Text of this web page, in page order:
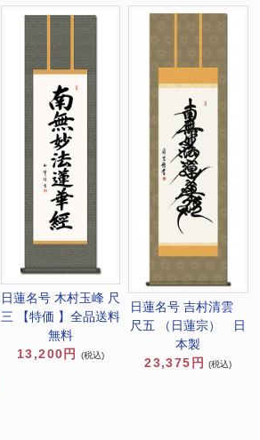
日蓮名号 木村玉峰 尺
三 【特価 】全品送料
無料
13,200円
(税込)
日蓮名号 吉村清雲
尺五 （日蓮宗） 日
本製
23,375円 (税込)